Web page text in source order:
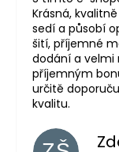
Krásná,
sedí a působí
šití, příjemné
dodání a velmi
příjemným
určitě
kvalitu.